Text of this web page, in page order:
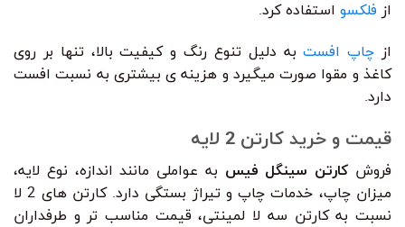
از فلکسو استفاده کرد.
از چاپ افستبه دلیل تنوع رنگ و کیفیت بالا، تنها بر روی
کاغذ و مقوا صورت میگیرد و هزینه ی بیشتری به نسبت افست
دارد.
قیمت و خرید کارتن 2 لایه
فروش کارتن سینگل فیس به عواملی مانند اندازه، نوع لایه،
میزان چاپ، خدمات چاپ و تیراژ بستگی دارد. کارتن های 2 لا
نسبت به ‌کارتن سه لا لمینتی، قیمت مناسب تر و طرفداران